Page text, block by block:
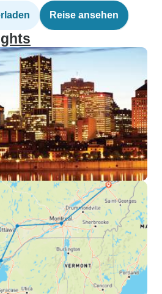
Reise ansehen